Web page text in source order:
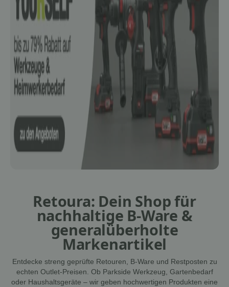
Retoura: Dein Shop für
nachhaltige B-Ware &
generalüberholte
Markenartikel
Entdecke streng geprüfte Retouren, B-Ware und Restposten zu
echten Outlet-Preisen. Ob Parkside Werkzeug, Gartenbedarf
oder Haushaltsgeräte – wir geben hochwertigen Produkten eine